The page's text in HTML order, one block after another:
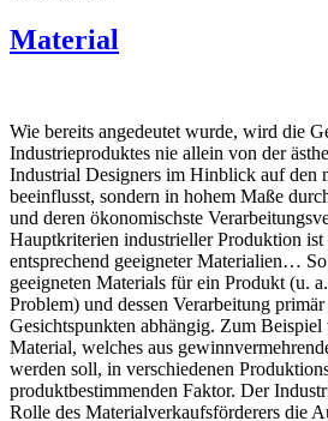
Material
Wie bereits angedeutet wurde, wird die
Industrieproduktes nie allein von der
Industrial Designers im Hinblick auf den
beeinflusst, sondern in hohem Maße
und deren ökonomischste
Hauptkriterien industrieller Produktion ist
entsprechend geeigneter Materialien…
geeigneten Materials für ein Produkt (u.
Problem) und dessen Verarbeitung
Gesichtspunkten abhängig. Zum
Material, welches aus
werden soll, in verschiedenen
produktbestimmenden Faktor. Der
Rolle des Materialverkaufsförderers die